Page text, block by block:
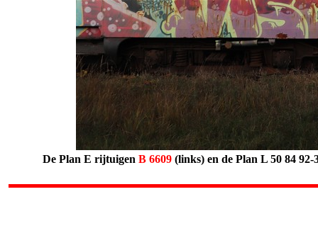
De Plan E rijtuigen B 6609 (links) en de Plan L 50 84